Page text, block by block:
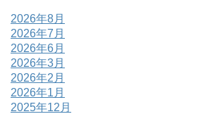
2026年8月
2026年7月
2026年6月
2026年3月
2026年2月
2026年1月
2025年12月